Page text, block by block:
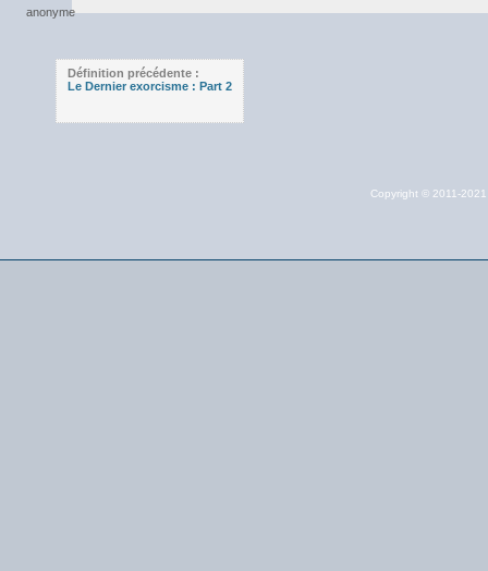
Définition précédente :
Le Dernier exorcisme : Part 2
Copyright © 2011-